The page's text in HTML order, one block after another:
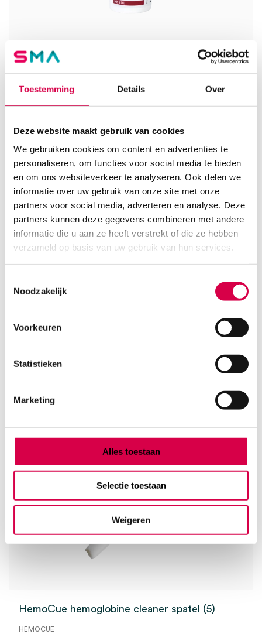
Toestemming Details Over
Deze website maakt gebruik van cookies
We gebruiken cookies om content en advertenties te
personaliseren, om functies voor social media te bieden
en om ons websiteverkeer te analyseren. Ook delen we
informatie over uw gebruik van onze site met onze
partners voor social media, adverteren en analyse. Deze
partners kunnen deze gegevens combineren met andere
informatie die u aan ze heeft verstrekt of die ze hebben
verzameld op basis van uw gebruik van hun services.
Noodzakelijk
Voorkeuren
Statistieken
Marketing
Alles toestaan
Selectie toestaan
Weigeren
HemoCue Hb 201 microcuvetten (50)
50 stuks, hemoglobine, onsteriel
Direct leverbaar
HemoCue Hb 301 hemoglobine cuvetten (50)
50 stuks, hemoglobine, onsteriel
3 tot 5 werkdagen
72.23
incl. BTW
HemoCue hemoglobine cleaner spatel (5)
HEMOCUE